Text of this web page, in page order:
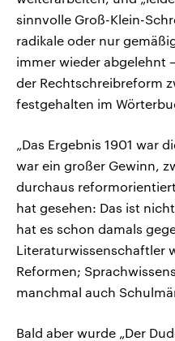
sinnvolle Groß-Klein-
radikale oder nur
immer wieder abgelehnt
der Rechtschreibreform
festgehalten im
„Das Ergebnis 1901 war
war ein großer Gewinn,
durchaus
hat gesehen: Das ist
hat es schon damals
Literaturwissenschaftler
Reformen;
manchmal auch
Bald aber wurde „Der